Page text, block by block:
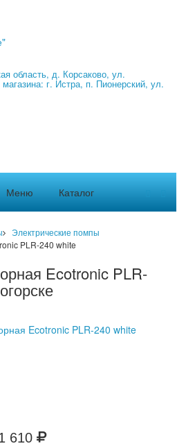
область, д. Корсаково, ул.
г. Истра, п. Пионерский, ул.
Каталог
Меню
Электрические помпы
PLR-240 white
Ecotronic PLR-
610